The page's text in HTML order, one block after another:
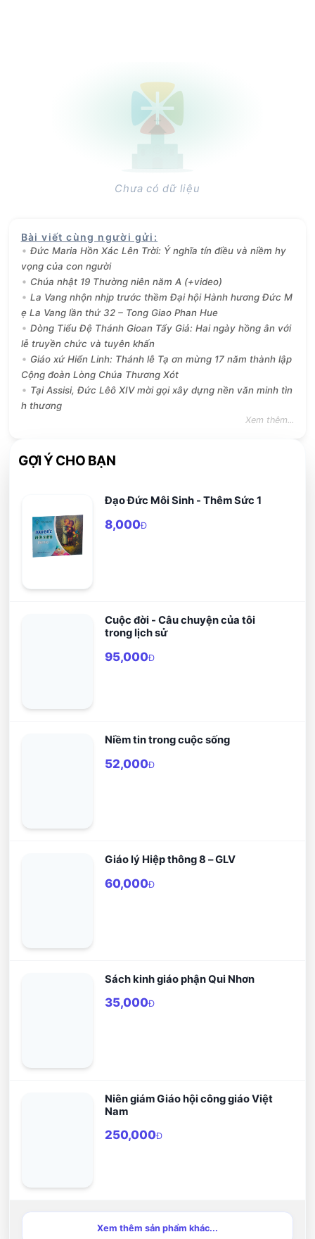
Chưa có dữ liệu
Bài viết cùng người gửi :
Đức Maria Hồn Xác Lên Trời: Ý nghĩa tín điều và niềm hy
vọng của con người
Chúa nhật 19 Thường niên năm A (+video)
La Vang nhộn nhịp trước thềm Đại hội Hành hương Đức M
ẹ La Vang lần thứ 32 – Tong Giao Phan Hue
Dòng Tiểu Đệ Thánh Gioan Tẩy Giả: Hai ngày hồng ân với
lễ truyền chức và tuyên khấn
Giáo xứ Hiển Linh: Thánh lễ Tạ ơn mừng 17 năm thành lập
Cộng đoàn Lòng Chúa Thương Xót
Tại Assisi, Đức Lêô XIV mời gọi xây dựng nền văn minh tìn
h thương
Xem thêm...
GỢI Ý CHO BẠN
Đạo Đức Môi Sinh - Thêm Sức 1
8,000Đ
Cuộc đời - Câu chuyện của tôi
trong lịch sử
95,000Đ
Niềm tin trong cuộc sống
52,000Đ
Giáo lý Hiệp thông 8 – GLV
60,000Đ
Sách kinh giáo phận Qui Nhơn
35,000Đ
Niên giám Giáo hội công giáo Việt
Nam
250,000Đ
Xem thêm sản phẩm khác...